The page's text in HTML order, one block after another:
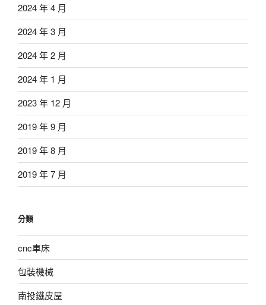
2024 年 4 月
2024 年 3 月
2024 年 2 月
2024 年 1 月
2023 年 12 月
2019 年 9 月
2019 年 8 月
2019 年 7 月
分類
cnc車床
包裝機械
南投鐵皮屋